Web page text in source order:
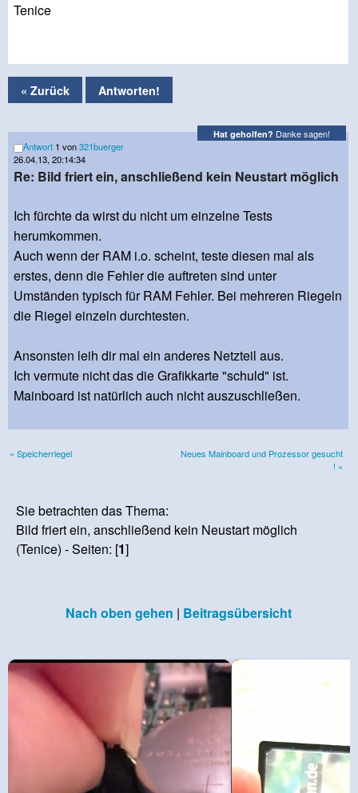
Tenice
« Zurück Antworten!
Hat geholfen? Danke sagen!
Antwort 1 von321buerger
26.04.13, 20:14:34
Re: Bild friert ein, anschließend kein Neustart möglich
Ich fürchte da wirst du nicht um einzelne Tests
herumkommen.
Auch wenn der RAM i.o. scheint, teste diesen mal als
erstes, denn die Fehler die auftreten sind unter
Umständen typisch für RAM Fehler. Bei mehreren Riegeln
die Riegel einzeln durchtesten.
Ansonsten leih dir mal ein anderes Netzteil aus.
Ich vermute nicht das die Grafikkarte "schuld" ist.
Mainboard ist natürlich auch nicht auszuschließen.
« Speicherriegel
Neues Mainboard und Prozessor gesucht
! »
Sie betrachten das Thema:
Bild friert ein, anschließend kein Neustart möglich
(Tenice) - Seiten: [1]
Nach oben gehen | Beitragsübersicht